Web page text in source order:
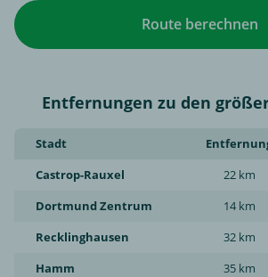
Route berechnen
Entfernungen zu den
Stadt
Castrop-Rauxel
22 km
Dortmund Zentrum
14 km
Recklinghausen
32 km
Hamm
35 km